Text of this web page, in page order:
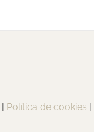
Política de cookies